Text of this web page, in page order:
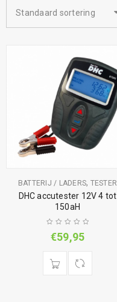
Standaard sortering
BATTERIJ / LADERS, TESTER
DHC accutester 12V 4 tot
150aH
€59,95